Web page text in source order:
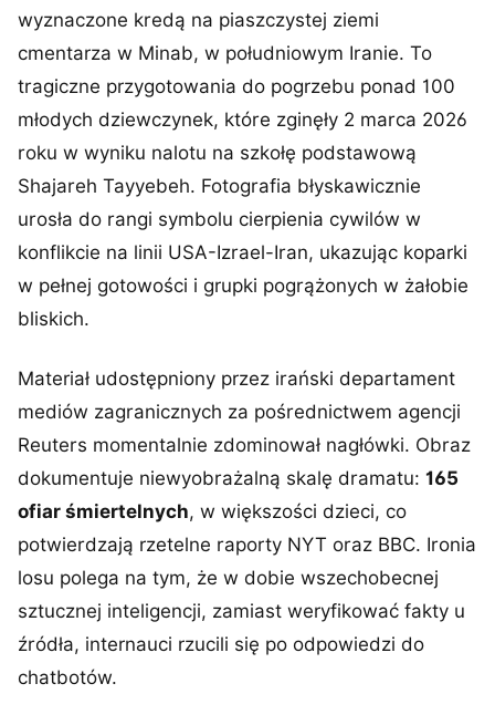
wyznaczone kredą na piaszczystej ziemi
cmentarza w Minab, w południowym Iranie. To
tragiczne przygotowania do pogrzebu ponad 100
młodych dziewczynek, które zginęły 2 marca 2026
roku w wyniku nalotu na szkołę podstawową
Shajareh Tayyebeh. Fotografia błyskawicznie
urosła do rangi symbolu cierpienia cywilów w
konflikcie na linii USA-Izrael-Iran, ukazując koparki
w pełnej gotowości i grupki pogrążonych w żałobie
bliskich.
Materiał udostępniony przez irański departament
mediów zagranicznych za pośrednictwem agencji
Reuters momentalnie zdominował nagłówki. Obraz
dokumentuje niewyobrażalną skalę dramatu: 165
ofiar śmiertelnych, w większości dzieci, co
potwierdzają rzetelne raporty NYT oraz BBC. Ironia
losu polega na tym, że w dobie wszechobecnej
sztucznej inteligencji, zamiast weryfikować fakty u
źródła, internauci rzucili się po odpowiedzi do
chatbotów.